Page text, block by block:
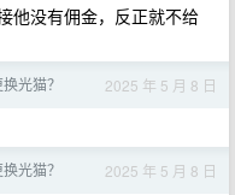
他没有佣金，反正就不给
光猫？ 2025 年 5 月 8 日
光猫？ 2025 年 5 月 8 日